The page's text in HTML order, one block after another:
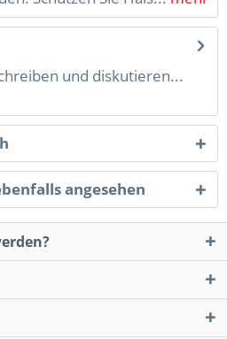
und diskutieren...
angesehen